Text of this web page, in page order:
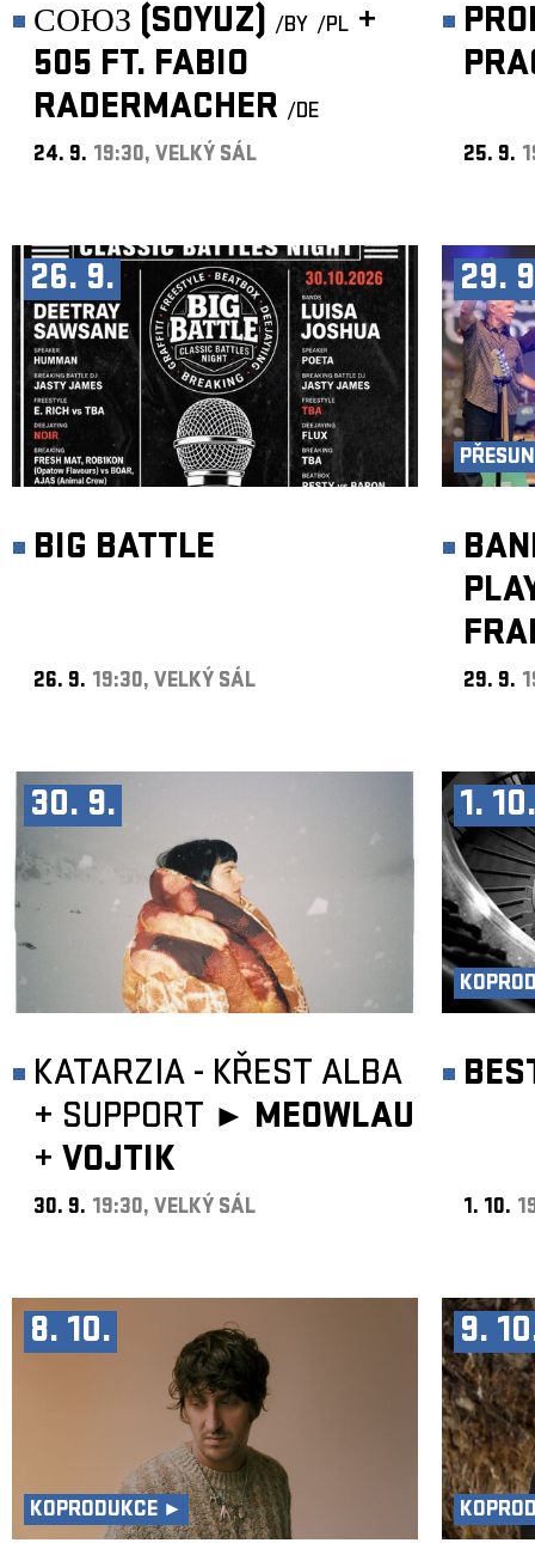
СОЮЗ (SOYUZ) /BY /PL +
505 FT. FABIO
RADERMACHER /DE
24. 9. 19:30, VELKÝ SÁL 25. 9.
26. 9.
BIG BATTLE
26. 9. 19:30, VELKÝ SÁL
29.
29. 9.
30. 9.
KATARZIA - KŘEST ALBA
+ SUPPORT ► MEOWLAU
+ VOJTIK
30. 9. 19:30, VELKÝ SÁL
1. 10.
1. 10.
8. 10.
KOPRODUKCE ►
9.